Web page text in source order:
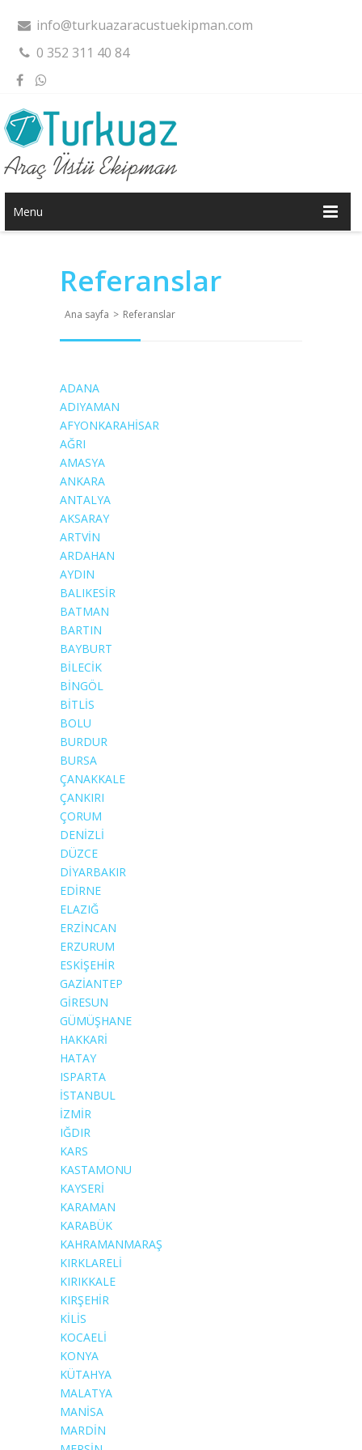
info@turkuazaracustuekipman.com
0 352 311 40 84
Menu
Referanslar
Ana sayfa > Referanslar
ADANA
ADIYAMAN
AFYONKARAHİSAR
AĞRI
AMASYA
ANKARA
ANTALYA
AKSARAY
ARTVİN
ARDAHAN
AYDIN
BALIKESİR
BATMAN
BARTIN
BAYBURT
BİLECİK
BİNGÖL
BİTLİS
BOLU
BURDUR
BURSA
ÇANAKKALE
ÇANKIRI
ÇORUM
DENİZLİ
DÜZCE
DİYARBAKIR
EDİRNE
ELAZIĞ
ERZİNCAN
ERZURUM
ESKİŞEHİR
GAZİANTEP
GİRESUN
GÜMÜŞHANE
HAKKARİ
HATAY
ISPARTA
İSTANBUL
İZMİR
IĞDIR
KARS
KASTAMONU
KAYSERİ
KARAMAN
KARABÜK
KAHRAMANMARAŞ
KIRKLARELİ
KIRIKKALE
KIRŞEHİR
KİLİS
KOCAELİ
KONYA
KÜTAHYA
MALATYA
MANİSA
MARDİN